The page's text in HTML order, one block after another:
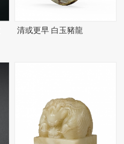
清或更早 白玉豬龍